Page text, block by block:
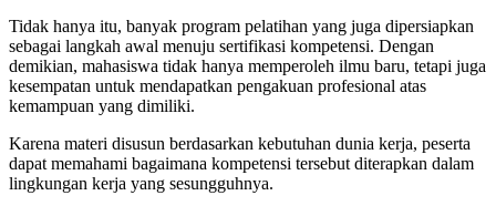
Tidak hanya itu, banyak program pelatihan yang juga dipersiapkan
sebagai langkah awal menuju sertifikasi kompetensi. Dengan
demikian, mahasiswa tidak hanya memperoleh ilmu baru, tetapi juga
kesempatan untuk mendapatkan pengakuan profesional atas
kemampuan yang dimiliki.
Karena materi disusun berdasarkan kebutuhan dunia kerja, peserta
dapat memahami bagaimana kompetensi tersebut diterapkan dalam
lingkungan kerja yang sesungguhnya.